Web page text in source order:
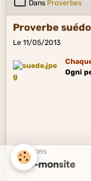
Dans Proverbes
Proverbe
Le 11/05/2013
Ogni
SPONSORS